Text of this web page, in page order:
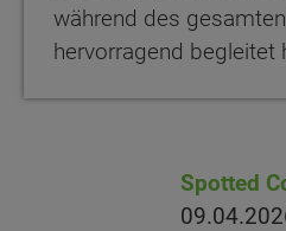
während des
hervorragend begleitet
Spotted